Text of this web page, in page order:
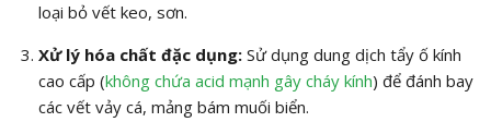
loại bỏ vết keo, sơn.
Xử lý hóa chất đặc dụng:Sử dụng dung dịch tẩy ố kính
cao cấp (không chứa acid mạnh gây cháy kính) để đánh bay
các vết vảy cá, mảng bám muối biển.